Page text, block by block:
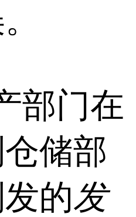
部门在
储部
的发